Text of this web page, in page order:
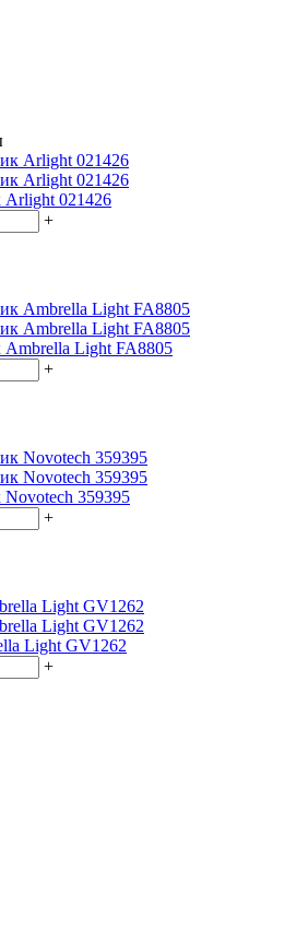
Arlight 021426
+
Ambrella Light FA8805
+
359395
+
Light GV1262
+